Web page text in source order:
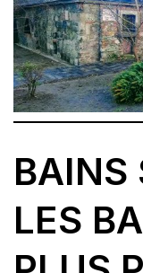
BAINS
LES